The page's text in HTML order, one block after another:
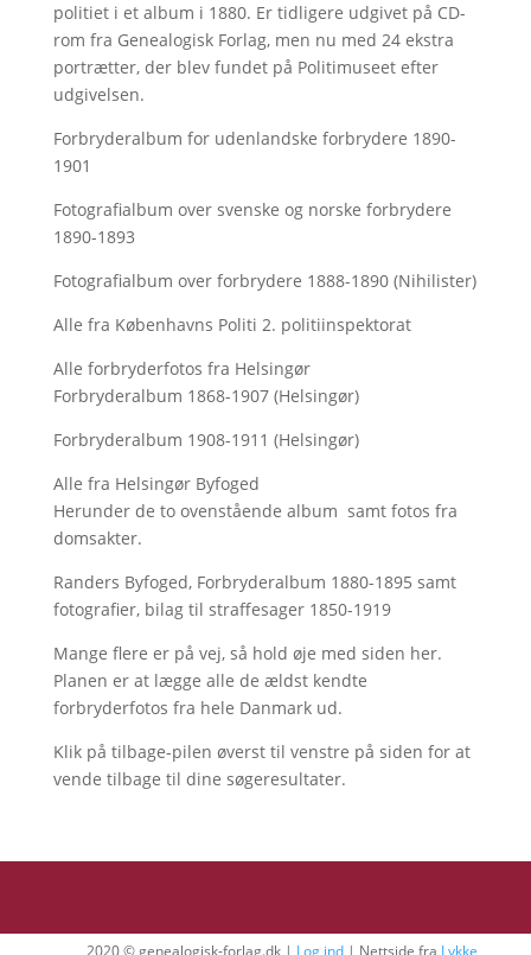
politiet i et album i 1880. Er tidligere udgivet på CD-
rom fra Genealogisk Forlag, men nu med 24 ekstra
portrætter, der blev fundet på Politimuseet efter
udgivelsen.
Forbryderalbum for udenlandske forbrydere 1890-
1901
Fotografialbum over svenske og norske forbrydere
1890-1893
Fotografialbum over forbrydere 1888-1890 (Nihilister)
Alle fra Københavns Politi 2. politiinspektorat
Alle forbryderfotos fra Helsingør
Forbryderalbum 1868-1907 (Helsingør)
Forbryderalbum 1908-1911 (Helsingør)
Alle fra Helsingør Byfoged
Herunder de to ovenstående album samt fotos fra
domsakter.
Randers Byfoged, Forbryderalbum 1880-1895 samt
fotografier, bilag til straffesager 1850-1919
Mange flere er på vej, så hold øje med siden her.
Planen er at lægge alle de ældst kendte
forbryderfotos fra hele Danmark ud.
Klik på tilbage-pilen øverst til venstre på siden for at
vende tilbage til dine søgeresultater.